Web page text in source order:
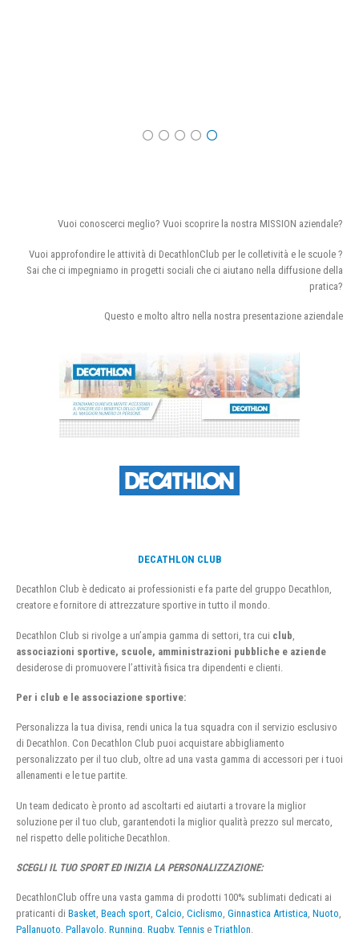
Vuoi conoscerci meglio? Vuoi scoprire la nostra MISSION aziendale?
Vuoi approfondire le attività di DecathlonClub per le colletività e le scuole ?
Sai che ci impegniamo in progetti sociali che ci aiutano nella diffusione della
pratica?
Questo e molto altro nella nostra presentazione aziendale
DECATHLON CLUB
Decathlon Club è dedicato ai professionisti e fa parte del gruppo Decathlon,
creatore e fornitore di attrezzature sportive in tutto il mondo.
Decathlon Club si rivolge a un’ampia gamma di settori, tra cui club
associazioni sportive, scuole, amministrazioni pubbliche e aziende
desiderose di promuovere l’attività fisica tra dipendenti e clienti.
Per i club e le associazione sportive:
Personalizza la tua divisa, rendi unica la tua squadra con il servizio esclusivo
di Decathlon. Con Decathlon Club puoi acquistare abbigliamento
personalizzato per il tuo club, oltre ad una vasta gamma di accessori per i tuoi
allenamenti e le tue partite.
Un team dedicato è pronto ad ascoltarti ed aiutarti a trovare la miglior
soluzione per il tuo club, garantendoti la miglior qualità prezzo sul mercato,
nel rispetto delle politiche Decathlon.
SCEGLI IL TUO SPORT ED INIZIA LA PERSONALIZZAZIONE:
DecathlonClub offre una vasta gamma di prodotti 100% sublimati dedicati ai
praticanti di Basket, Beach sport, Calcio, Ciclismo, Ginnastica Artistica, Nuoto,
Pallanuoto, Pallavolo, Running, Rugby, Tennis e Triathlon.